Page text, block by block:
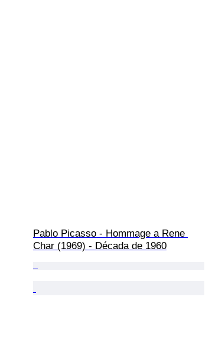
Pablo Picasso - Hommage a Rene
Char (1969) - Década de 1960